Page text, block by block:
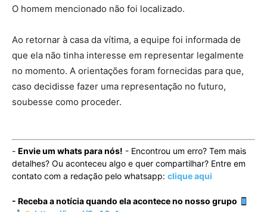
O homem mencionado não foi localizado.
Ao retornar à casa da vítima, a equipe foi informada de
que ela não tinha interesse em representar legalmente
no momento. A orientações foram fornecidas para que,
caso decidisse fazer uma representação no futuro,
soubesse como proceder.
- Envie um whats para nós! - Encontrou um erro? Tem mais
detalhes? Ou aconteceu algo e quer compartilhar? Entre em
contato com a redação pelo whatsapp: clique aqui
- Receba a notícia quando ela acontece no nosso grupo